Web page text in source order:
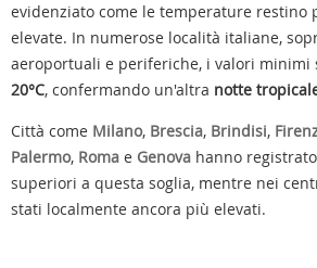
evidenziato come le temperature restino
elevate. In numerose località italiane,
aeroportuali e periferiche, i valori minimi
20°C, confermando un'altra notte
Città come Milano, Brescia, Brindisi,
Palermo, Roma e Genova hanno
superiori a questa soglia, mentre nei
stati localmente ancora più elevati.